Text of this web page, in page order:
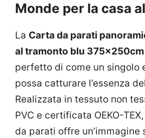
Monde per la casa
La Carta da parati
al tramonto blu 375x250cm
perfetto di come un singolo
possa catturare l’essenza
Realizzata in tessuto non
PVC e certificata OEKO-
da parati offre un’immagine